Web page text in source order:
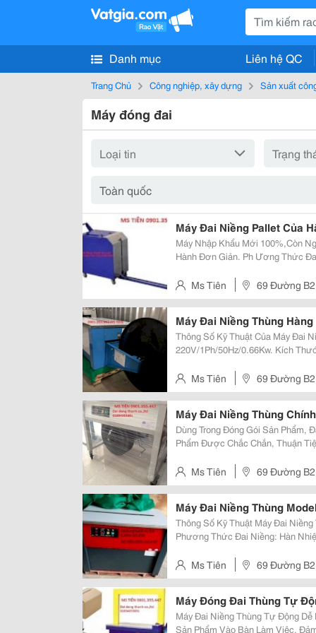
Danh mục Liên hệ QC
Trang Chủ Công nghiệp, xây dựng Sản xuất
Máy đóng đai
Máy Đai Niềng Pallet Của
Máy Nhập Khẩu Mới 100%,Còn Nguyên Đai
Hành Đơn Giản. Ph Ương Thức Đai Niềng:hàn Nhiệt . Máy Dùng Đai Niềng
Giây Để Tiết Kiệm Điện Năng . ...
Ms Tiên 69 Đường B2
Máy Đai Niềng Thùng
Thông Số Kỹ Thuật Của Máy Đai Niềng
220V/1Ph/50Hz/0.66Kw. Kích Thước Của Máy: 895 X 565 X 735 (Mm). Máy Đai
Kiện Hàng Nhỏ Nhất Có Thể...
Ms Tiên 69 Đường B2
Máy Đai Niềng Thùng
Dùng Trong Đóng Gói Sản Phẩm,
Phẩm Được Chắc Chắn, Thuận
Thức Đai Niềng: Hàn Nhiệt ...
Ms Tiên 69 Đường B2
Máy Đai Niềng Thùng
Thông Số Kỹ Thuật Máy Đai
Phương Thức Đai Niềng: Hàn Nhiệt Nguồn Điện: 220V/1Ph/50Hz/0.66Kw
15.5 Mm Kích Thước Máy: 895
Ms Tiên 69 Đường B2
Máy Đóng Đai Thùng Tự
Máy Đai Niềng Thùng Tự Động Dễ
Sản Phẩm Vào Bàn Làm Việc,